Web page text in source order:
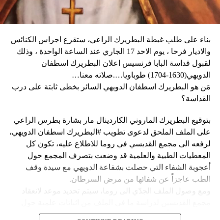
ماكرون لمناسبة أولمبياد باريس هذا الصيف.
نداء الوطن
زعيم العصابة جيمي شيريزير دعا المواطنين إلى عدم الخوف
عندما رأوا عصابته تحمل أسلحة، وقال إنهم يريدون فقط الإطاحة
وحاولت مجموعة من أفراد العصابات المدججين بالسلاح، يوم
الإثنين، السيطرة على مطار توسان لوفرتور الدولي، الأكبر في
البلاد، وتبادلوا إطلاق النار مع الشرطة والجنود، مما أدى إلى
إلغاء جميع الرحلات الداخلية والدولية.
ألف شخص من منازلهم منذ عطلة نهاية الأسبوع بسبب أعمال
العنف.
وقال رجل من هايتي يدعى نيكولا لوكالة رويترز للأنباء: “أجبرتنا
العصابات المسلحة على ترك منازلنا. دمروا بيوتنا ونحن الآن في
بناء على طلب غبطة البطريرك الراعي، ستقرع اجراس الكنائس
والاديار فرحا ، يوم الاحد 17 الجاري عند الساعة الواحدة ، وذلك
لقبول قداسة البابا فرنسيس اعلان البطريرك اسطفان
الدويهي(1630-1704) طوباويا….صلاته معنا…
مَن هو البطريرك اسطفان الدويهي السائر بخطى ثابتة على درب
القداسة؟
بتوقيع البطريرك الماروني الكاردينال مار بشارة بطرس الراعي
على الملف الملحق لدعوى تطويب #البطريرك اسطفان الدويهي،
لرفعه الى مجمع القديسي في روما للاطلاع عليه، تكون كل
المعطيات الطبية والعلمية قد وضعت بتصرف المجمع حول
أعجوبة الشفاء التي حصلت بشفاعة الدويهي مع سيدة وقف
الطب عاجزاً عن شفائها من مرض السرطان.
ومع وصول الملف الجدّي الى روما، سيتم تحديد موعد لانعقاد
الشفاء، على أن يتّخذ القرار بطوباوية البطريرك الدويهي من البابا